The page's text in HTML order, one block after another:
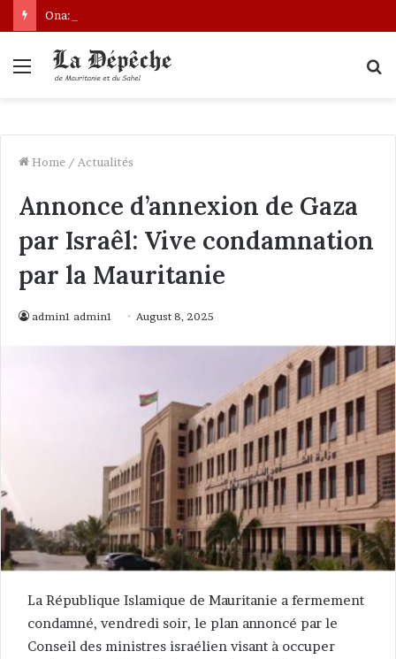
Ona: le nouveau bâtonnier installé
Menu
Home / Actualités
Annonce d’annexion de Gaza
par Israêl: Vive condamnation
par la Mauritanie
admin1 admin1 August 8, 2025
La République Islamique de Mauritanie a fermement
condamné, vendredi soir, le plan annoncé par le
Conseil des ministres israélien visant à occuper